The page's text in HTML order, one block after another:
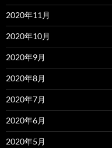
2020年11月
2020年10月
2020年9月
2020年8月
2020年7月
2020年6月
2020年5月